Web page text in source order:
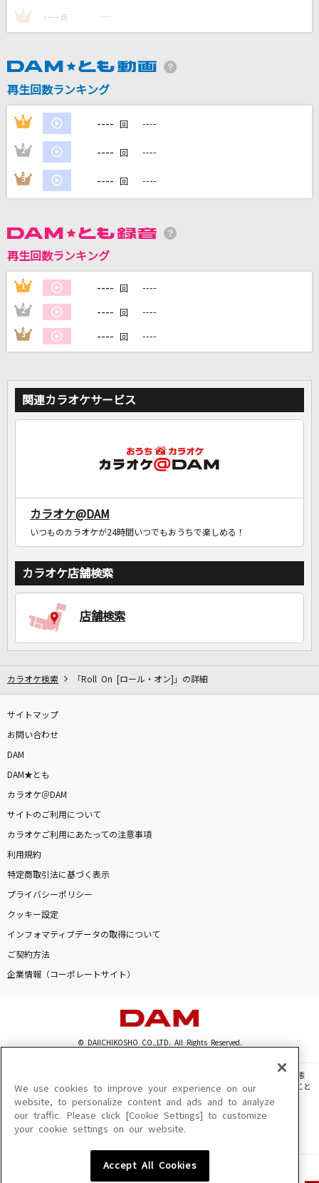
スターライトパレード
コブクロ
カラオケ最新情報をチェック！
3 ---- 点 ----
再生回数ランキング
1 ---- 回 ----
2 ---- 回 ----
3 ---- 回 ----
再生回数ランキング
1 ---- 回 ----
2 ---- 回 ----
3 ---- 回 ----
関連カラオケサービス
カラオケ@DAM
いつものカラオケが24時間いつでもおうちで楽しめる！
カラオケ店舗検索
店舗検索
カラオケ検索 「Roll On [ロール・オン]」の詳細
サイトマップ
お問い合わせ
DAM
DAM★とも
カラオケ＠DAM
サイトのご利用について
カラオケご利用にあたっての注意事項
利用規約
特定商取引法に基づく表示
プライバシーポリシー
クッキー設定
インフォマティブデータの取得について
ご契約方法
企業情報（コーポレートサイト）
© DAIICHIKOSHO CO.,LTD. All Rights Reserved.
このサイトに掲載されている一切の文章・画像・写真・動画・音声等を、手段や形態
を問わず、著作権法の定める範囲を超えて無断で複製、転載、ファイル化などすること
を禁じます。
楽曲及びコンテンツは、機種によりご利用いただけない場合があります。
楽曲及びコンテンツの配信日、配信内容が変更になる場合があります。
We use cookies to improve your experience on our
website, to personalize content and ads and to analyze
our traffic. Please click [Cookie Settings] to customize
your cookie settings on our website.
Accept All Cookies